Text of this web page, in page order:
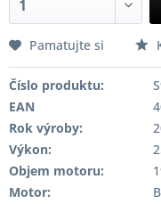
Pamatujte si
Číslo produktu:
EAN
Rok výroby:
Výkon:
Objem motoru:
Motor: